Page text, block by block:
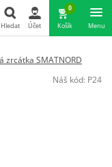
Hledat
Hledat Účet
0
Košík Menu
zrcátka SMATNORD
Náš kód: P24